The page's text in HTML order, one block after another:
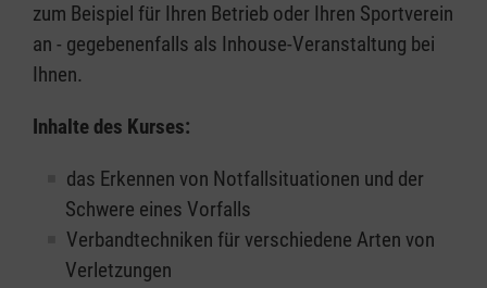
zum Beispiel für Ihren Betrieb oder Ihren Sportverein
an - gegebenenfalls als Inhouse-Veranstaltung bei
Ihnen.
Inhalte des Kurses:
das Erkennen von Notfallsituationen und der
Schwere eines Vorfalls
Verbandtechniken für verschiedene Arten von
Verletzungen